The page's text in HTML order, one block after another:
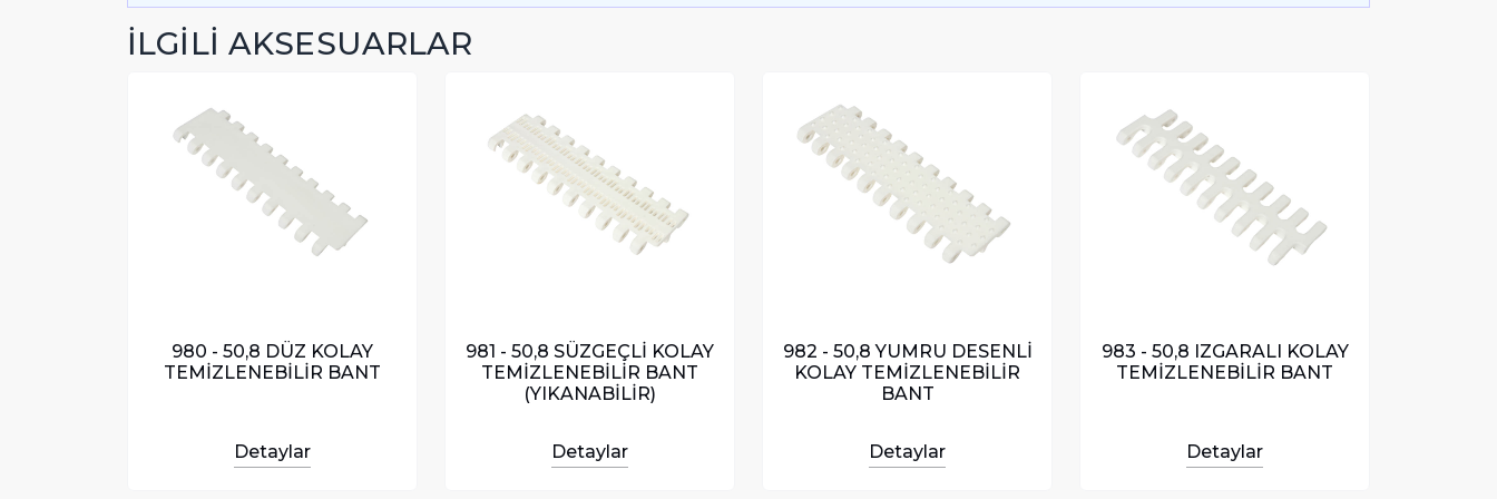
İLGİLİ AKSESUARLAR
980 - 50,8 DÜZ KOLAY
TEMİZLENEBİLİR BANT
Detaylar
981 - 50,8 SÜZGEÇLİ KOLAY
TEMİZLENEBİLİR BANT
(YIKANABİLİR)
Detaylar
982 - 50,8 YUMRU DESENLİ
KOLAY TEMİZLENEBİLİR
BANT
Detaylar
983 - 50,8 IZGARALI KOLAY
TEMİZLENEBİLİR BANT
Detaylar